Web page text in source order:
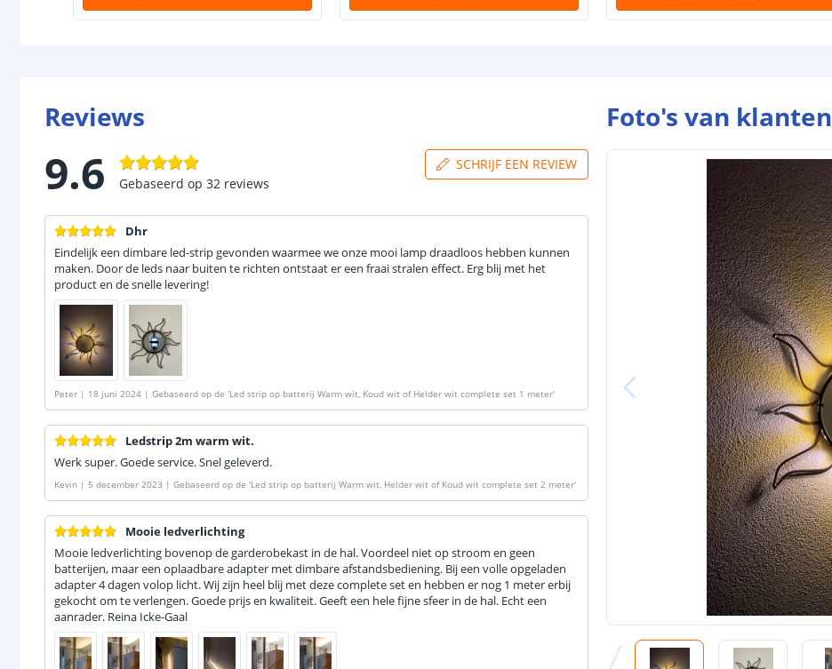
Reviews
9.6 Gebaseerd op 32 reviews
SCHRIJF EEN REVIEW
Dhr
Eindelijk een dimbare led-strip gevonden waarmee we onze mooi lamp draadloos hebben kunnen
maken. Door de leds naar buiten te richten ontstaat er een fraai stralen effect. Erg blij met het
product en de snelle levering!
Peter | 18 juni 2024 | Gebaseerd op de 'Led strip op batterij Warm wit, Koud wit of Helder wit complete set 1 meter'
Ledstrip 2m warm wit.
Werk super. Goede service. Snel geleverd.
Kevin | 5 december 2023 | Gebaseerd op de 'Led strip op batterij Warm wit, Helder wit of Koud wit complete set 2 meter'
Mooie ledverlichting
Mooie ledverlichting bovenop de garderobekast in de hal. Voordeel niet op stroom en geen
batterijen, maar een oplaadbare adapter met dimbare afstandsbediening. Bij een volle opgeladen
adapter 4 dagen volop licht. Wij zijn heel blij met deze complete set en hebben er nog 1 meter erbij
gekocht om te verlengen. Goede prijs en kwaliteit. Geeft een hele fijne sfeer in de hal. Echt een
aanrader. Reina Icke-Gaal
Foto's van klanten